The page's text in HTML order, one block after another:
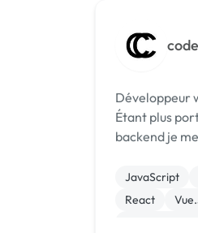
Développeur
Étant plus
backend je
compétences. Php, JavaScript,
CSS, SQL …
JavaScript
React